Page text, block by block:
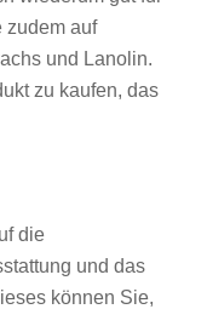
zudem auf
und Lanolin.
zu kaufen, das
die
und das
können Sie,